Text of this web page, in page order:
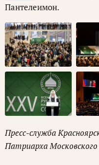
Пантелеимон.
Пресс-служба
Патриарха Московского